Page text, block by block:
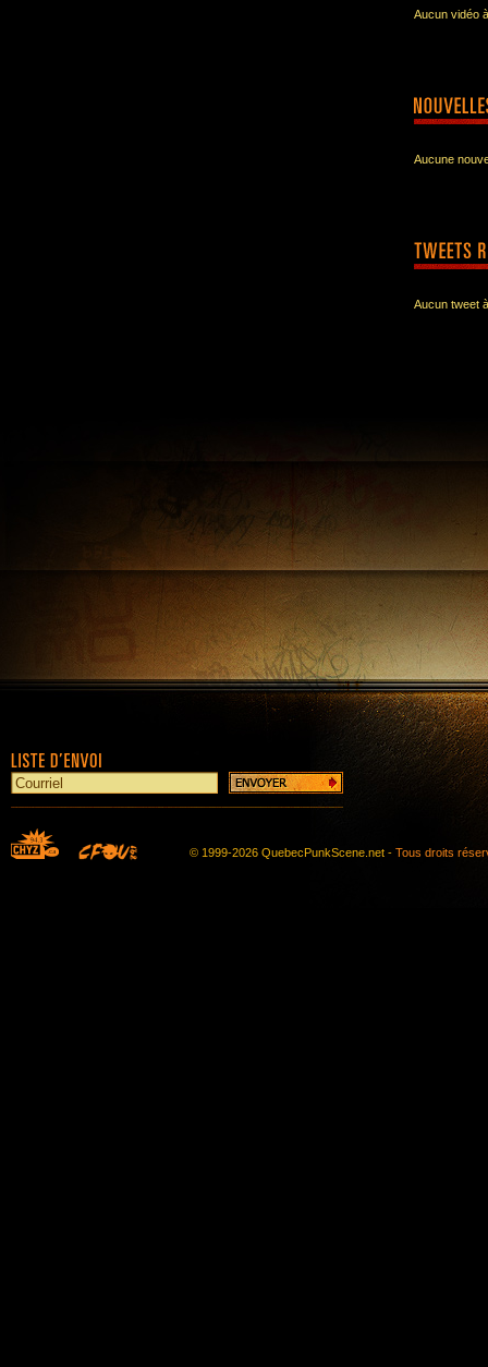
Aucun vidéo
Aucune
Aucun tweet
© 1999-2026 QuebecPunkScene.net - Tous droits